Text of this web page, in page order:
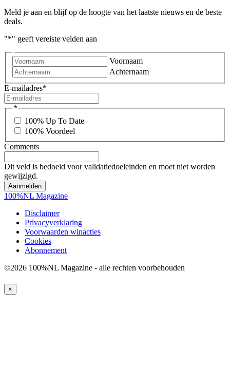
Meld je aan en blijf op de hoogte van het laatste nieuws en de beste
deals.
"*" geeft vereiste velden aan
Voornaam
Achternaam
E-mailadres*
*
100% Up To Date
100% Voordeel
Comments
Dit veld is bedoeld voor validatiedoeleinden en moet niet worden
gewijzigd.
100%NL Magazine
Disclaimer
Privacyverklaring
Voorwaarden winacties
Cookies
Abonnement
©2026 100%NL Magazine - alle rechten voorbehouden
×